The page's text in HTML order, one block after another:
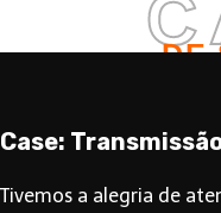
DE
Case:
Tivemos a alegria de